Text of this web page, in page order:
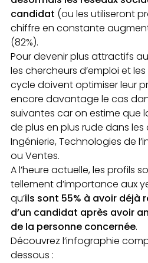
candidat (ou les utiliseront
chiffre en constante
(82%).
Pour devenir plus attractifs
les chercheurs d’emploi et
cycle doivent optimiser leur
encore davantage le cas
suivantes car on estime que
de plus en plus rude dans
Ingénierie, Technologies de
ou Ventes.
A l’heure actuelle, les profils
tellement d’importance aux
qu’ils sont 55% à avoir déjà
d’un candidat après avoir
de la personne concernée.
Découvrez l’infographie
dessous :